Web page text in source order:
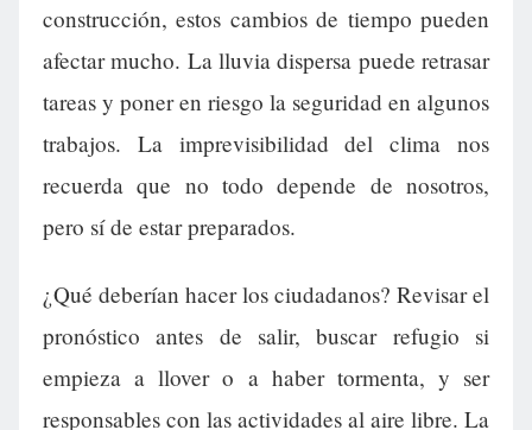
construcción, estos cambios de tiempo pueden
afectar mucho. La lluvia dispersa puede retrasar
tareas y poner en riesgo la seguridad en algunos
trabajos. La imprevisibilidad del clima nos
recuerda que no todo depende de nosotros,
pero sí de estar preparados.
¿Qué deberían hacer los ciudadanos? Revisar el
pronóstico antes de salir, buscar refugio si
empieza a llover o a haber tormenta, y ser
responsables con las actividades al aire libre. La